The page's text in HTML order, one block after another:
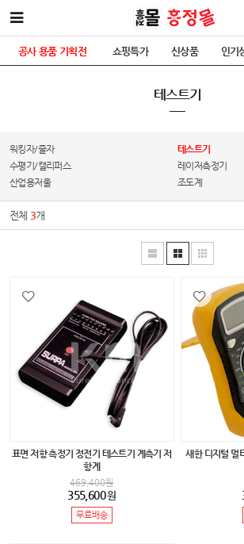
공사 용품 기획전 쇼핑특가 신상품 인기
테스트기
워킹자/줄자
테스트기
수평기/캘리퍼스
레이저측정기
산업용저울
조도계
전체 3개
표면 저항 측정기 정전기 테스트기 계측기 저
항계
469,400원
355,600원
무료배송
새한 디지털 멀